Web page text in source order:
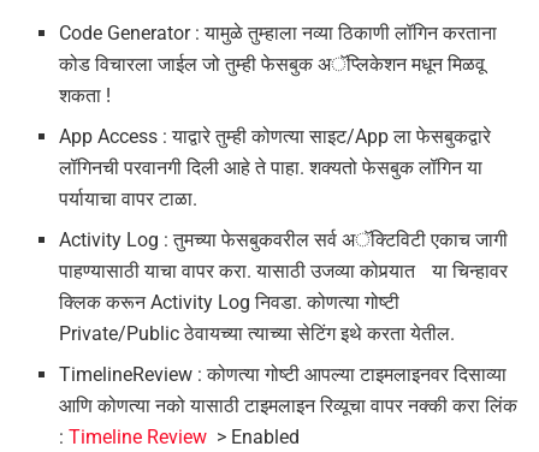
Code Generator : यामुळे तुम्हाला नव्या ठिकाणी लॉगिन करताना
कोड विचारला जाईल जो तुम्ही फेसबुक अॅप्लिकेशन मधून मिळवू
शकता !
App Access : याद्वारे तुम्ही कोणत्या साइट/App ला फेसबुकद्वारे
लॉगिनची परवानगी दिली आहे ते पाहा. शक्यतो फेसबुक लॉगिन या
पर्यायाचा वापर टाळा.
Activity Log : तुमच्या फेसबुकवरील सर्व अॅक्टिविटी एकाच जागी
पाहण्यासाठी याचा वापर करा. यासाठी उजव्या कोपर्‍यात
या चिन्हावर
क्लिक करून Activity Log निवडा. कोणत्या गोष्टी
Private/Public ठेवायच्या त्याच्या सेटिंग इथे करता येतील.
TimelineReview : कोणत्या गोष्टी आपल्या टाइमलाइनवर दिसाव्या
आणि कोणत्या नको यासाठी टाइमलाइन रिव्यूचा वापर नक्की करा लिंक
:Timeline Review > Enabled